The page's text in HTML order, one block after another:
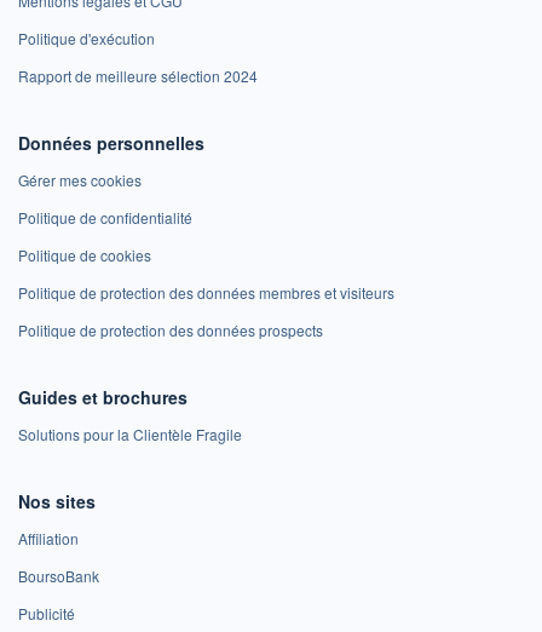
Politique d'exécution
Rapport de meilleure sélection 2024
Données personnelles
Gérer mes cookies
Politique de confidentialité
Politique de cookies
Politique de protection des données membres et visiteurs
Politique de protection des données prospects
Guides et brochures
Solutions pour la Clientèle Fragile
Nos sites
Affiliation
BoursoBank
Publicité